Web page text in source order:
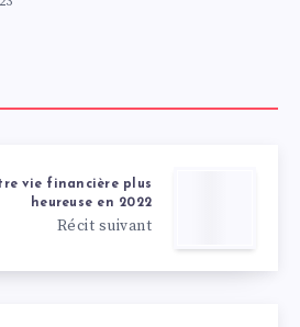
vie financière plus
heureuse en 2022
Récit suivant